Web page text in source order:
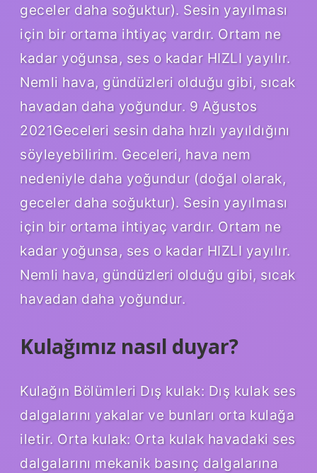
geceler daha soğuktur). Sesin yayılması
için bir ortama ihtiyaç vardır. Ortam ne
kadar yoğunsa, ses o kadar HIZLI yayılır.
Nemli hava, gündüzleri olduğu gibi, sıcak
havadan daha yoğundur. 9 Ağustos
2021Geceleri sesin daha hızlı yayıldığını
söyleyebilirim. Geceleri, hava nem
nedeniyle daha yoğundur (doğal olarak,
geceler daha soğuktur). Sesin yayılması
için bir ortama ihtiyaç vardır. Ortam ne
kadar yoğunsa, ses o kadar HIZLI yayılır.
Nemli hava, gündüzleri olduğu gibi, sıcak
havadan daha yoğundur.
Kulağımız nasıl duyar?
Kulağın Bölümleri Dış kulak: Dış kulak ses
dalgalarını yakalar ve bunları orta kulağa
iletir. Orta kulak: Orta kulak havadaki ses
dalgalarını mekanik basınç dalgalarına